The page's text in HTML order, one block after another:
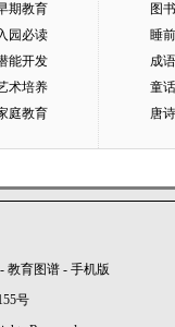
期教育
园必读
能开发
术培养
庭教育
图
睡
成
童
唐
- 教育图谱 - 手机版
号